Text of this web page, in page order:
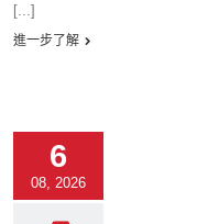
[...]
進一步了解
6
08, 2026